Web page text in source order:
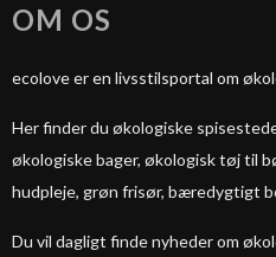
OM OS
ecolove er en livsstilsportal om
Her finder du økologiske
økologiske bager, økologisk tøj til
hudpleje, grøn frisør, bæredygtigt
Du vil dagligt finde nyheder om